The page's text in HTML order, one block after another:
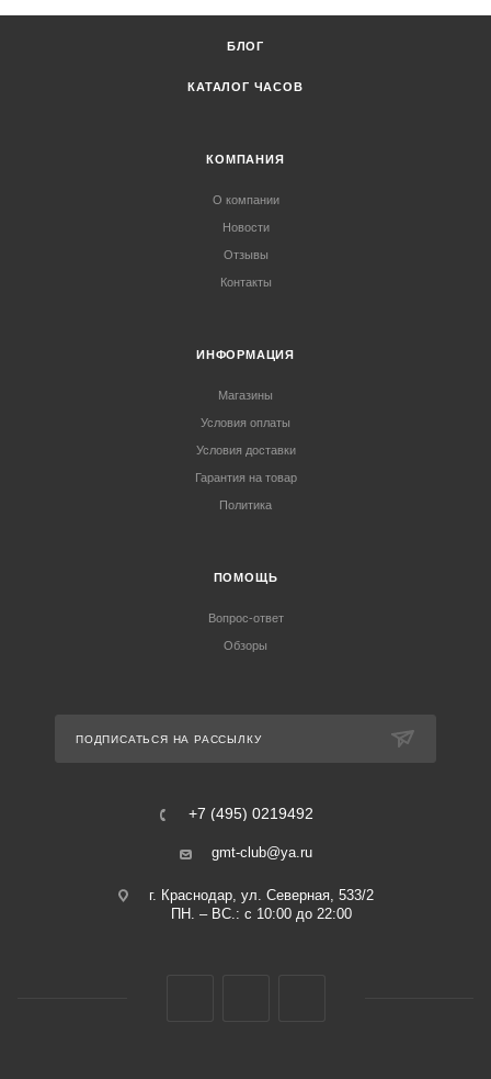
БЛОГ
КАТАЛОГ ЧАСОВ
КОМПАНИЯ
О компании
Новости
Отзывы
Контакты
ИНФОРМАЦИЯ
Магазины
Условия оплаты
Условия доставки
Гарантия на товар
Политика
ПОМОЩЬ
Вопрос-ответ
Обзоры
ПОДПИСАТЬСЯ НА РАССЫЛКУ
+7 (495) 0219492
gmt-club@ya.ru
г. Краснодар, ул. Северная, 533/2
ПН. – ВС.: с 10:00 до 22:00